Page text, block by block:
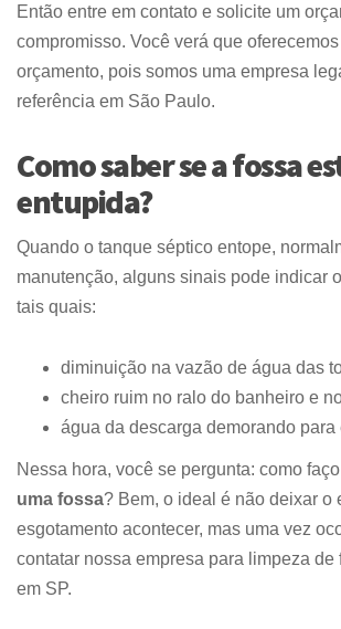
Então entre em contato e solicite um
compromisso. Você verá que
orçamento, pois somos uma empresa
referência em São Paulo.
Como saber se a fossa
entupida?
Quando o tanque séptico entope,
manutenção, alguns sinais pode indicar
tais quais:
diminuição na vazão de água das
cheiro ruim no ralo do banheiro e
água da descarga demorando para
Nessa hora, você se pergunta: como
uma fossa? Bem, o ideal é não deixar o
esgotamento acontecer, mas uma vez
contatar nossa empresa para limpeza de
em SP.